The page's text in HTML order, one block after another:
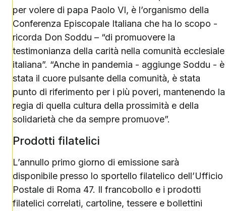
per volere di papa Paolo VI, è l’organismo della
Conferenza Episcopale Italiana che ha lo scopo -
ricorda Don Soddu – “di promuovere la
testimonianza della carità nella comunità ecclesiale
italiana”. “Anche in pandemia - aggiunge Soddu - è
stata il cuore pulsante della comunità, è stata
punto di riferimento per i più poveri, mantenendo la
regia di quella cultura della prossimità e della
solidarietà che da sempre promuove”.
Prodotti filatelici
L’annullo primo giorno di emissione sarà
disponibile presso lo sportello filatelico dell’Ufficio
Postale di Roma 47. Il francobollo e i prodotti
filatelici correlati, cartoline, tessere e bollettini